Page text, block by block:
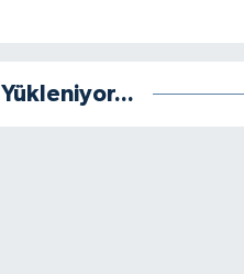
Yükleniyor...